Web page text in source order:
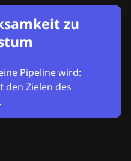
zu
Pipeline wird:
den Zielen des